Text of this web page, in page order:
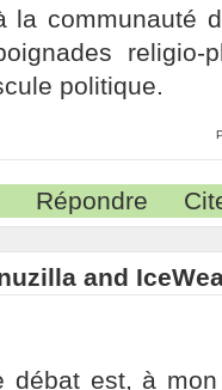
la communauté
religio-
politique.
Répondre
and
débat est, à